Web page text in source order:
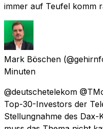
immer auf Teufel komm
Mark Böschen
Minuten
@deutschetelekom
Top-30-Investors der
Stellungnahme des